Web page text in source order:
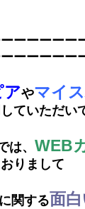
ーーーーー
ーーーーー
アやマイ
ていただい
は、 WEB
りまして
関する面